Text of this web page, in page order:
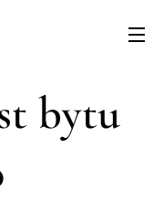
bytu